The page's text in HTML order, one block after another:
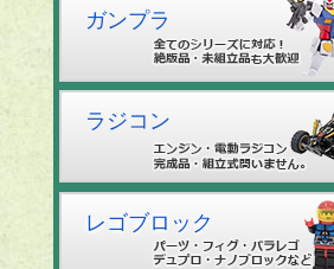
ガンプラ
ラジコン
レゴブロック